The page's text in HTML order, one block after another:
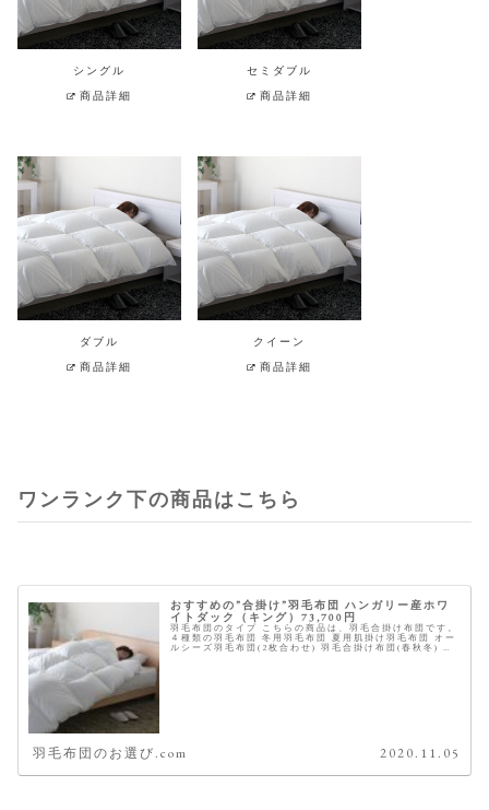
シングル
商品詳細
セミダブル
商品詳細
ダブル
商品詳細
クイーン
商品詳細
ワンランク下の商品はこちら
おすすめの”合掛け”羽毛布団 ハンガリー産ホワ
イトダック（キング）73,700円
羽毛布団のタイプ こちらの商品は、羽毛合掛け布団です。
４種類の羽毛布団 冬用羽毛布団 夏用肌掛け羽毛布団 オー
ルシーズ羽毛布団(2枚合わせ) 羽毛合掛け布団(春秋冬) 商
羽毛布団のお選び.com 2020.11.05